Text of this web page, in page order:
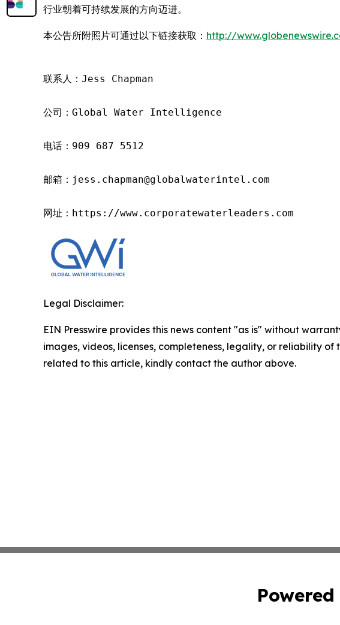
行业朝着可持续发展的方向迈进。
本公告所附照片可通过以下链接获取： http://
联系人：Jess Chapman
公司：Global Water Intelligence
电话：909 687 5512
邮箱：jess.chapman@globalwaterintel.com
网址：https://www.corporatewaterleaders.com
Legal Disclaimer:
EIN Presswire provides this news content "as is" without
images, videos, licenses, completeness, legality, or reliability
related to this article, kindly contact the author above.